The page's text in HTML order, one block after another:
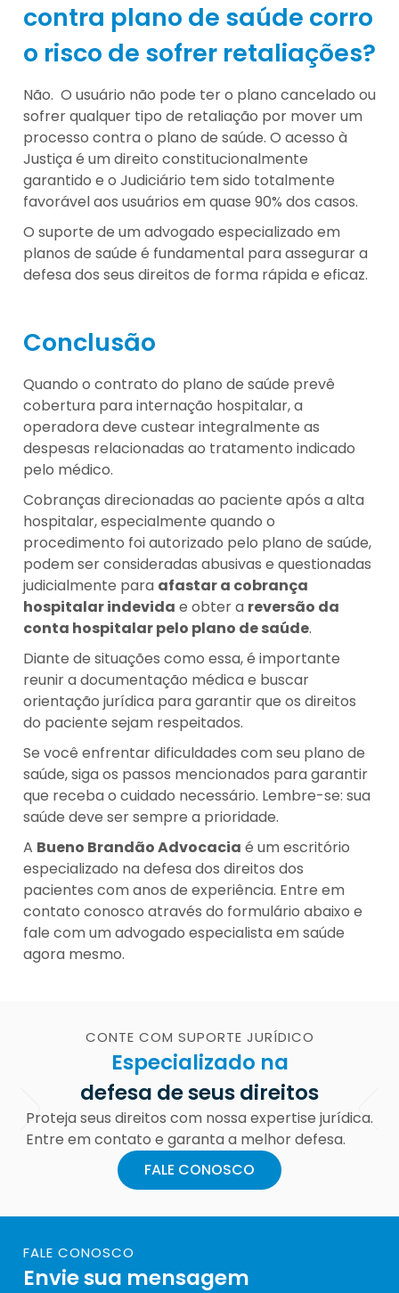
contra plano de saúde corro
o risco de sofrer retaliações?
Não. O usuário não pode ter o plano cancelado ou
sofrer qualquer tipo de retaliação por mover um
processo contra o plano de saúde. O acesso à
Justiça é um direito constitucionalmente
garantido e o Judiciário tem sido totalmente
favorável aos usuários em quase 90% dos casos.
O suporte de um advogado especializado em
planos de saúde é fundamental para assegurar a
defesa dos seus direitos de forma rápida e eficaz.
Conclusão
Quando o contrato do plano de saúde prevê
cobertura para internação hospitalar, a
operadora deve custear integralmente as
despesas relacionadas ao tratamento indicado
pelo médico.
Cobranças direcionadas ao paciente após a alta
hospitalar, especialmente quando o
procedimento foi autorizado pelo plano de saúde,
podem ser consideradas abusivas e questionadas
judicialmente para afastar a cobrança
hospitalar indevida e obter a reversão da
conta hospitalar pelo plano de saúde.
Diante de situações como essa, é importante
reunir a documentação médica e buscar
orientação jurídica para garantir que os direitos
do paciente sejam respeitados.
Se você enfrentar dificuldades com seu plano de
saúde, siga os passos mencionados para garantir
que receba o cuidado necessário. Lembre-se: sua
saúde deve ser sempre a prioridade.
A Bueno Brandão Advocacia é um escritório
especializado na defesa dos direitos dos
pacientes com anos de experiência. Entre em
contato conosco através do formulário abaixo e
fale com um advogado especialista em saúde
agora mesmo.
CONTE COM SUPORTE JURÍDICO
Especializado na
defesa de seus direitos
Proteja seus direitos com nossa expertise jurídica.
Entre em contato e garanta a melhor defesa.
FALE CONOSCO
FALE CONOSCO
Envie sua mensagem